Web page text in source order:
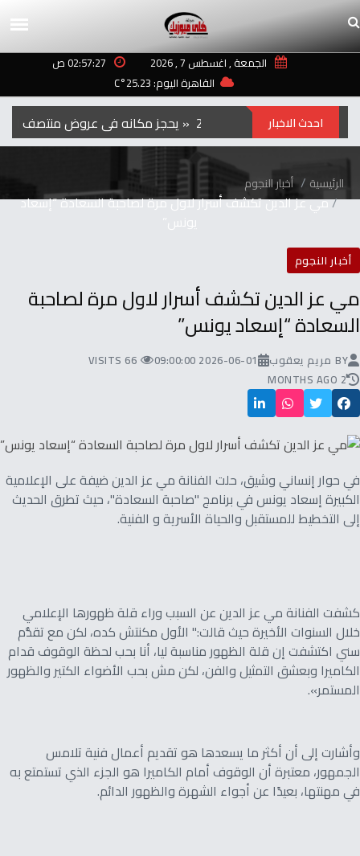
الجمعة , اغسطس 7 , 2026
02:57:27 ص
القاهرة اليوم: 25.23°C
احدث الاخبار
الرئيسية أخبار النجوم
مي عز الدين تكشف أسرار لاول مرة لصاحبة السعادة “إسعاد
يونس”
أخبار النجوم
مي عز الدين تكشف أسرار لاول مرة لصاحبة
السعادة “إسعاد يونس”
BY مريم يعقوب 2026-06-01 09:00:00
66 VISITS
2 MONTHS AGO
في حوار إنساني وشيق، حلت الفنانة مي عز الدين ضيفة على الإعلامية
الكبيرة إسعاد يونس في برنامج "صاحبة السعادة"، حيث تطرق الحديث
إلى التخطيط للمستقبل والحياة الأسرية و الفنية.
كشفت الفنانة مي عز الدين عن السبب وراء قلة ظهورها الإعلامي
خلال السنوات الأخيرة حيث قالت:" الأول مكنتش كده، لكن مع تقدُّم
سني اكتشفت إن قلة الظهور مناسبة ليا، أنا بحب لحظة الوقوف قدام
الكاميرا وبعشق التمثيل والفن، لكن مش بحب الأضواء الكتير والظهور
المستمر».
وأشارت إلى أن أكثر ما يسعدها هو تقديم أعمال فنية تلامس
الجمهور، معتبرة أن الوقوف أمام الكاميرا هو الجزء الذي تستمتع به
في مهنتها، بعيدًا عن أجواء الشهرة والظهور الدائم.